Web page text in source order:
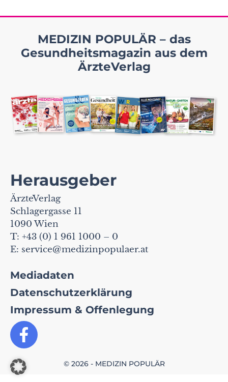
MEDIZIN POPULÄR – das
Gesundheitsmagazin aus dem
ÄrzteVerlag
Herausgeber
ÄrzteVerlag
Schlagergasse 11
1090 Wien
T: +43 (0) 1 961 1000 – 0
E: service@medizinpopulaer.at
Mediadaten
Datenschutzerklärung
Impressum & Offenlegung
© 2026 - MEDIZIN POPULÄR